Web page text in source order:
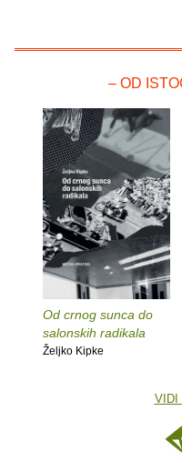
– OD
Od crnog sunca do
salonskih radikala
Željko Kipke
VIDI